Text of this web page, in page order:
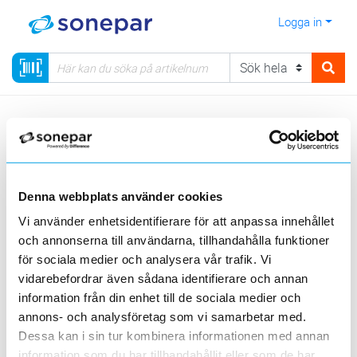
Denna webbplats använder cookies
Vi använder enhetsidentifierare för att anpassa innehållet
och annonserna till användarna, tillhandahålla funktioner
för sociala medier och analysera vår trafik. Vi
vidarebefordrar även sådana identifierare och annan
information från din enhet till de sociala medier och
annons- och analysföretag som vi samarbetar med.
Dessa kan i sin tur kombinera informationen med annan
Logga in
Butiksansvarig
Henrik Edfast
Butiksansvarig
Kiruna
+468923908